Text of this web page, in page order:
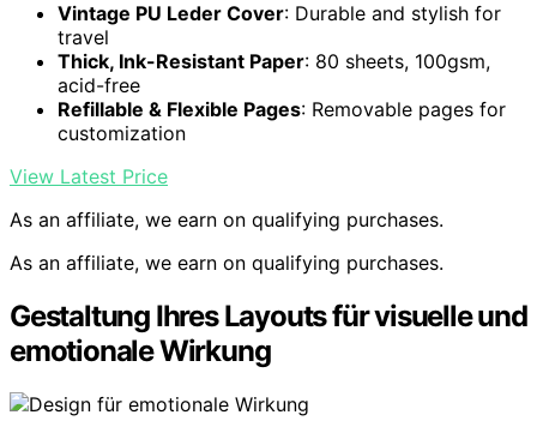
Vintage PU Leder Cover: Durable and stylish for
travel
Thick, Ink-Resistant Paper: 80 sheets, 100gsm,
acid-free
Refillable & Flexible Pages: Removable pages for
customization
View Latest Price
As an affiliate, we earn on qualifying purchases.
As an affiliate, we earn on qualifying purchases.
Gestaltung Ihres Layouts für visuelle und
emotionale Wirkung